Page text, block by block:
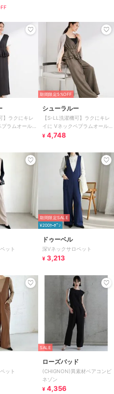
】ラクにキレ
ラムオールイ
期間限定5%OFF
シューラルー
【S-LL洗濯機可】ラクにキレ
イに Vネックペプラムオールイ
ンワン
¥ 4,748
ット
期間限定SALE
¥200ｸｰﾎﾟﾝ
ドゥーベル
深Vネックサロペット
¥ 3,213
ット
SALE
ローズバッド
(CHIGNON)異素材ベアコンビ
ネゾン
¥ 4,356